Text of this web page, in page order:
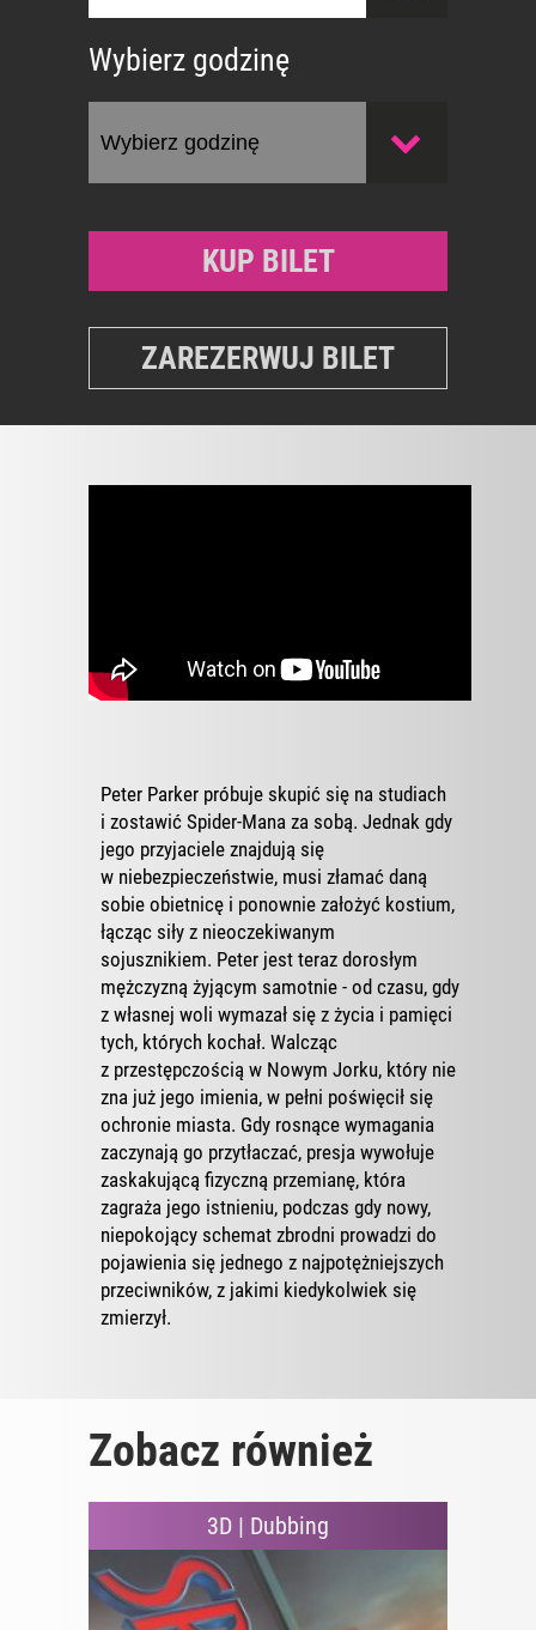
Wybierz godzinę
KUP BILET
ZAREZERWUJ BILET
Peter Parker próbuje skupić się na studiach
i zostawić Spider-Mana za sobą. Jednak gdy
jego przyjaciele znajdują się
w niebezpieczeństwie, musi złamać daną
sobie obietnicę i ponownie założyć kostium,
łącząc siły z nieoczekiwanym
sojusznikiem. Peter jest teraz dorosłym
mężczyzną żyjącym samotnie - od czasu, gdy
z własnej woli wymazał się z życia i pamięci
tych, których kochał. Walcząc
z przestępczością w Nowym Jorku, który nie
zna już jego imienia, w pełni poświęcił się
ochronie miasta. Gdy rosnące wymagania
zaczynają go przytłaczać, presja wywołuje
zaskakującą fizyczną przemianę, która
zagraża jego istnieniu, podczas gdy nowy,
niepokojący schemat zbrodni prowadzi do
pojawienia się jednego z najpotężniejszych
przeciwników, z jakimi kiedykolwiek się
zmierzył.
Zobacz również
3D | Dubbing